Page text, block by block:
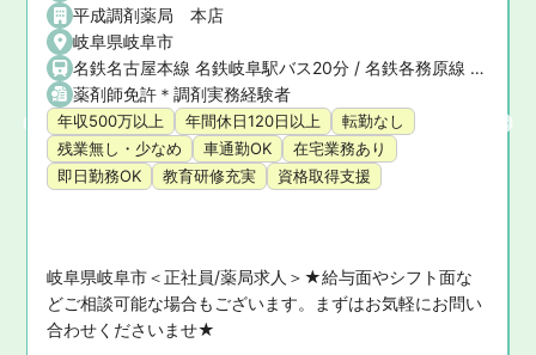
平成調剤薬局 本店
岐阜県岐阜市
名鉄名古屋本線 名鉄岐阜駅バス20分 / 名鉄各務原線 名鉄岐阜駅バス20分 / JR東海道本線(浜松〜岐阜) 岐阜駅
薬剤師免許＊調剤実務経験者
年収500万以上 年間休日120日以上
転勤なし
残業無し・少なめ
車通勤OK
在宅業務あり
即日勤務OK
教育研修充実 資格取得支援
岐阜県岐阜市＜正社員/薬局求人＞★給与面やシフト面な
どご相談可能な場合もございます。まずはお気軽にお問い
合わせくださいませ★